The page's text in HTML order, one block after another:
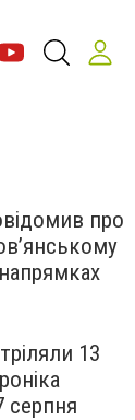
про
13
серпня